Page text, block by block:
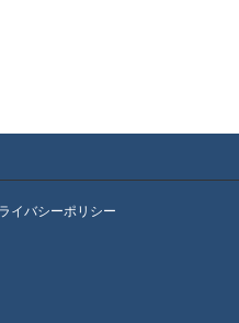
イバシーポリシー